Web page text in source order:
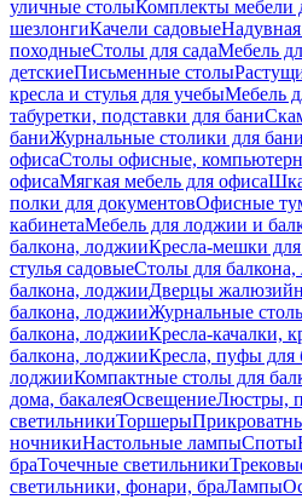
уличные столыКомплекты мебели
шезлонгиКачели садовые
походныеСтолы для садаМебель
детскиеПисьменные столы
кресла и стулья для учебыМебель
табуретки, подставки для бани
баниЖурнальные столики для бани
офисаСтолы офисные,
офисаМягкая мебель для офиса
полки для документовОфисные
кабинетаМебель для лоджии и
балкона, лоджииКресла-мешки для
стулья садовыеСтолы для
балкона, лоджииДверцы
балкона, лоджииЖурнальные
балкона, лоджииКресла-качалки,
балкона, лоджииКресла, пуфы для
лоджииКомпактные столы для
дома, бакалеяОсвещениеЛюстры,
светильникиТоршеры
ночникиНастольные лампыСпоты
браТочечные светильники
светильники, фонари, браЛампы